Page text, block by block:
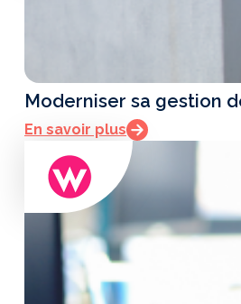
Moderniser sa gestion
En savoir plus